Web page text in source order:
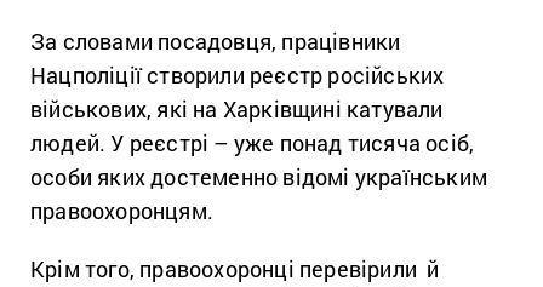
За словами посадовця, працівники
Нацполіції створили реєстр російських
військових, які на Харківщині катували
людей. У реєстрі – уже понад тисяча осіб,
особи яких достеменно відомі українським
правоохоронцям.
Крім того, правоохоронці перевірили й